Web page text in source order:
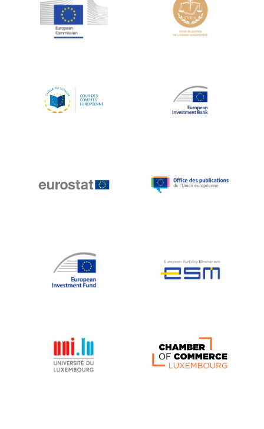
Jean-Louis Schiltz
Jean-Victor Louis
Johnny Åkerholm
Katharien L.C. Hunt
Klaus-Heiner Lehne
Koen LENAERTS
Lars Heikensten
Lucas Papademos
Máire Geoghegan-Quinn